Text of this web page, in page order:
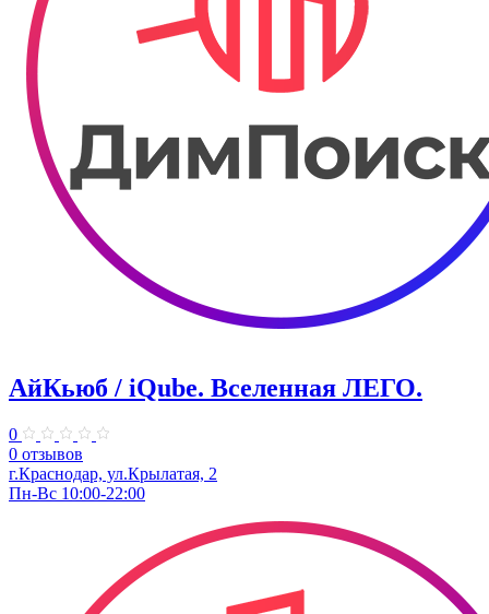
АйКьюб / iQube. Вселенная ЛЕГО.
0
0 отзывов
г.Краснодар, ул.Крылатая, 2
Пн-Вс 10:00-22:00